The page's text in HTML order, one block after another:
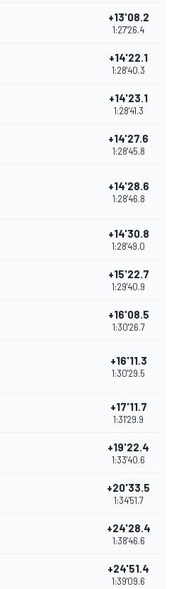
+13'08.2
1:27'26.4
+14'22.1
1:28'40.3
+14'23.1
1:28'41.3
+14'27.6
1:28'45.8
+14'28.6
1:28'46.8
+14'30.8
1:28'49.0
+15'22.7
1:29'40.9
+16'08.5
1:30'26.7
+16'11.3
1:30'29.5
+17'11.7
1:31'29.9
+19'22.4
1:33'40.6
+20'33.5
1:34'51.7
+24'28.4
1:38'46.6
+24'51.4
1:39'09.6